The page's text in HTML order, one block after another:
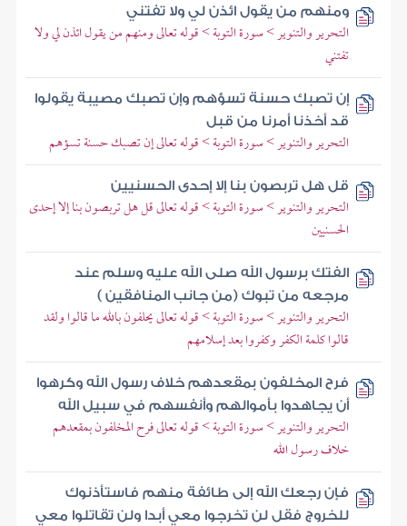
ومنهم من يقول ائذن لي ولا تفتني
التحرير والتنوير > سورة التوبة > قوله تعالى ومنهم من يقول ائذن لي ولا
تفتني
إن تصبك حسنة تسؤهم وإن تصبك مصيبة يقولوا
قد أخذنا أمرنا من قبل
التحرير والتنوير > سورة التوبة > قوله تعالى إن تصبك حسنة تسؤهم
قل هل تربصون بنا إلا إحدى الحسنيين
التحرير والتنوير > سورة التوبة > قوله تعالى قل هل تربصون بنا إلا إحدى
الحسنيين
الفتك برسول الله صلى الله عليه وسلم عند
مرجعه من تبوك (من جانب المنافقين )
التحرير والتنوير > سورة التوبة > قوله تعالى يحلفون بالله ما قالوا ولقد
قالوا كلمة الكفر وكفروا بعد إسلامهم
فرح المخلفون بمقعدهم خلاف رسول الله وكرهوا
أن يجاهدوا بأموالهم وأنفسهم في سبيل الله
التحرير والتنوير > سورة التوبة > قوله تعالى فرح المخلفون بمقعدهم
خلاف رسول الله
فإن رجعك الله إلى طائفة منهم فاستأذنوك
للخروج فقل لن تخرجوا معي أبدا ولن تقاتلوا معي